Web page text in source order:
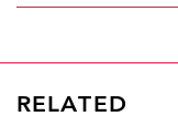
RELATED